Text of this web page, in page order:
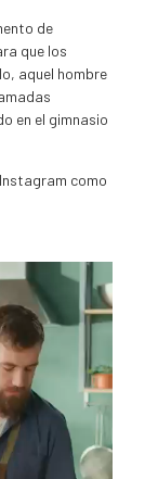
de
que los
aquel hombre
en el gimnasio
como